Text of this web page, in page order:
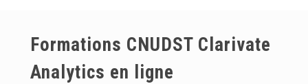
Formations CNUDST Clarivate
Analytics en ligne